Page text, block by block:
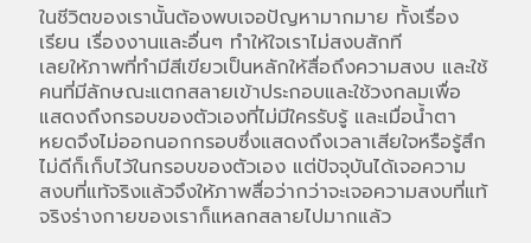
ในชีวิตของเรานั้นต้องพบเจอปัญหามากมาย ทั้งเรื่อง
เรียน เรื่องงานและอื่นๆ ทำให้ใจเราไม่สงบสักที
เลยให้ภาพที่ทำมีสีเขียวเป็นหลักให้สื่อถึงความสงบ และใช้
คนที่มีลักษณะแตกสลายเข้าประกอบและใช้วงกลมเพื่อ
แสดงถึงกรอบของตัวเองที่ไม่มีใครรับรู้ และเมื่อน้ำตา
หยดจึงไม่ออกนอกกรอบซึ่งแสดงถึงเวลาเสียใจหรือรู้สึก
ไม่ดีก็เก็บไว้ในกรอบของตัวเอง แต่ปัจจุบันได้เจอความ
สงบที่แท้จริงแล้วจึงให้ภาพสื่อว่ากว่าจะเจอความสงบที่แท้
จริงร่างกายของเราก็แหลกสลายไปมากแล้ว